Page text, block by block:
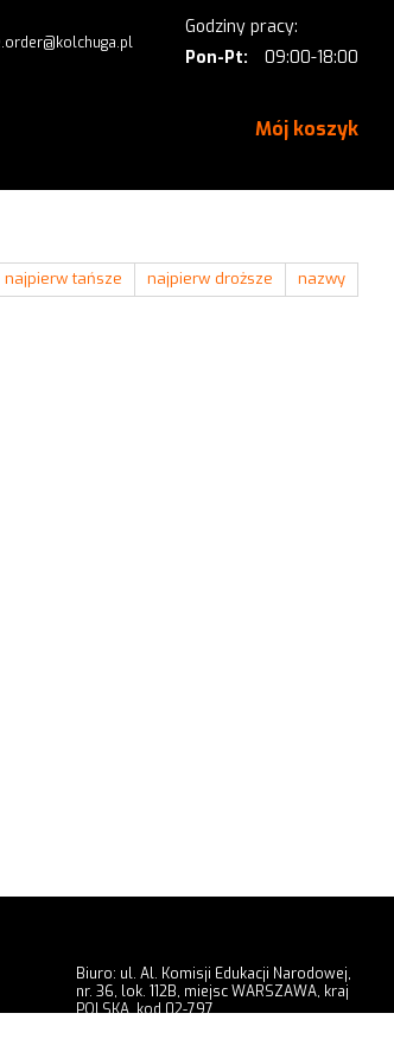
Godziny pracy:
Pon-Pt:
09:00-18:00
Mój koszyk
najpierw tańsze najpierw droższe nazwy
Biuro: ul. Al. Komisji Edukacji Narodowej,
nr. 36, lok. 112B, miejsc WARSZAWA, kraj
POLSKA, kod 02-797